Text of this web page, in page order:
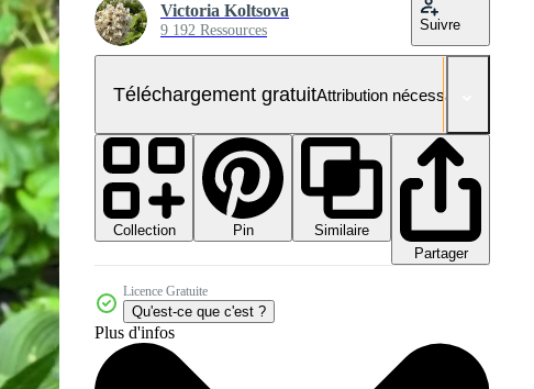
Victoria Koltsova
9 192 Ressources Suivre
Téléchargement gratuitAttribution nécessaire
Collection Pin
Similaire
Partager
Licence Gratuite
Qu'est-ce que c'est ?
Plus d'infos